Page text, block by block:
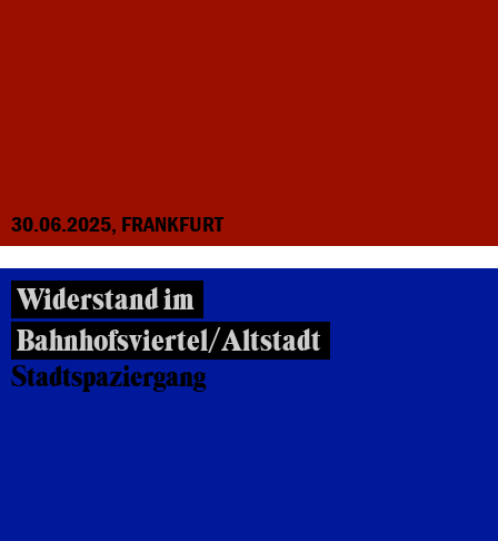
30.06.2025, FRANKFURT
Widerstand im
Bahnhofsviertel/Altstadt
Stadtspaziergang